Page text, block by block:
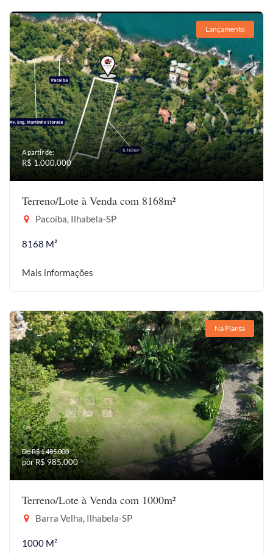
Lançamento
A partir de:
R$ 1.000.000
Terreno/Lote à Venda com 8168m²
Pacoíba, Ilhabela-SP
8168 M²
Mais informações
Na Planta
De R$ 1.485.000
por R$ 985.000
Terreno/Lote à Venda com 1000m²
Barra Velha, Ilhabela-SP
1000 M²